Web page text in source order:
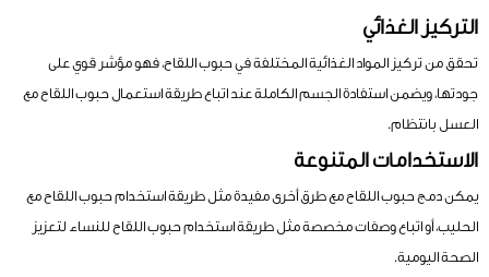
التركيز الغذائي
تحقق من تركيز المواد الغذائية المختلفة في حبوب اللقاح، فهو مؤشر قوي على
جودتها، ويضمن استفادة الجسم الكاملة عند اتباع طريقة استعمال حبوب اللقاح مع
العسل بانتظام.
الاستخدامات المتنوعة
يمكن دمج حبوب اللقاح مع طرق أخرى مفيدة مثل طريقة استخدام حبوب اللقاح مع
الحليب، أو اتباع وصفات مخصصة مثل طريقة استخدام حبوب اللقاح للنساء لتعزيز
الصحة اليومية.